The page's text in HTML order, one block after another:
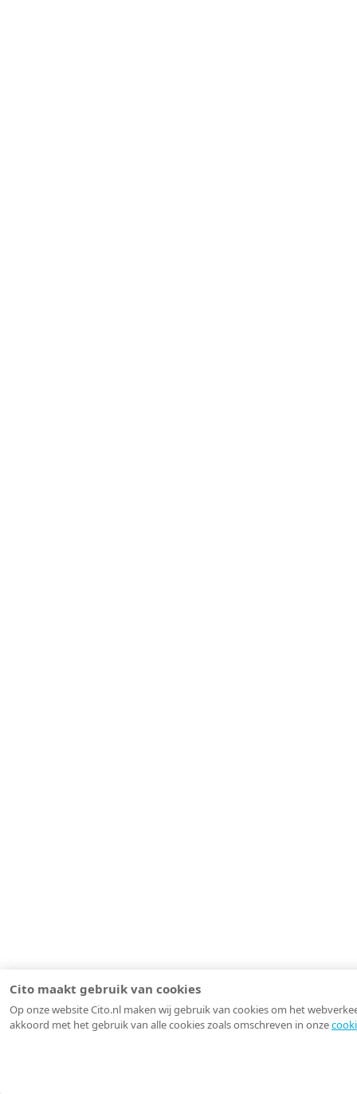
Cito maakt gebruik van cookies
Op onze website Cito.nl maken wij gebruik van cookies om het
akkoord met het gebruik van alle cookies zoals omschreven in onze